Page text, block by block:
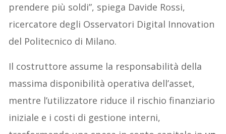
prendere più soldi”, spiega Davide Rossi,
ricercatore degli Osservatori Digital Innovation
del Politecnico di Milano.
Il costruttore assume la responsabilità della
massima disponibilità operativa dell’asset,
mentre l’utilizzatore riduce il rischio finanziario
iniziale e i costi di gestione interni,